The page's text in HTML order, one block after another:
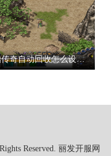
原始传奇自动回收怎么设置的
Reserved. 丽发开服网